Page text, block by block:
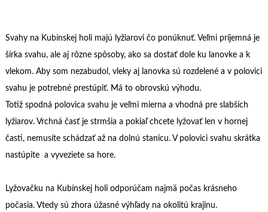
Svahy na Kubínskej holi majú lyžiarovi čo ponúknuť. Veľmi príjemná je
šírka svahu, ale aj rôzne spôsoby, ako sa dostať dole ku lanovke a k
vlekom. Aby som nezabudol, vleky aj lanovka sú rozdelené a v polovici
svahu je potrebné prestúpiť. Má to obrovskú výhodu.
Totiž spodná polovica svahu je veľmi mierna a vhodná pre slabších
lyžiarov. Vrchná časť je strmšia a pokiaľ chcete lyžovať len v hornej
časti, nemusíte schádzať až na dolnú stanicu. V polovici svahu skrátka
nastúpite a vyveziete sa hore.
Lyžovačku na Kubínskej holi odporúčam najmä počas krásneho
počasia. Vtedy sú zhora úžasné výhľady na okolitú krajinu.